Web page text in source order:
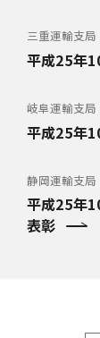
三重運輸支局
平成25年
岐阜運輸支局
平成25年
静岡運輸支局
平成25年
表彰